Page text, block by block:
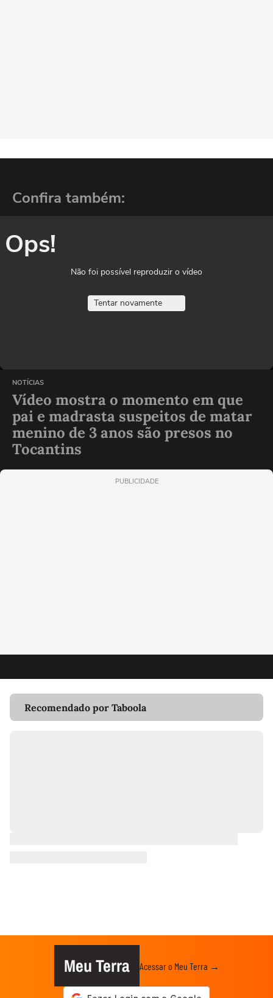
Confira também:
Ops!
Não foi possível reproduzir o vídeo
Tentar novamente
NOTÍCIAS
Vídeo mostra o momento em que
pai e madrasta suspeitos de matar
menino de 3 anos são presos no
Tocantins
PUBLICIDADE
Recomendado por Taboola
Meu Terra Acessar o Meu Terra →